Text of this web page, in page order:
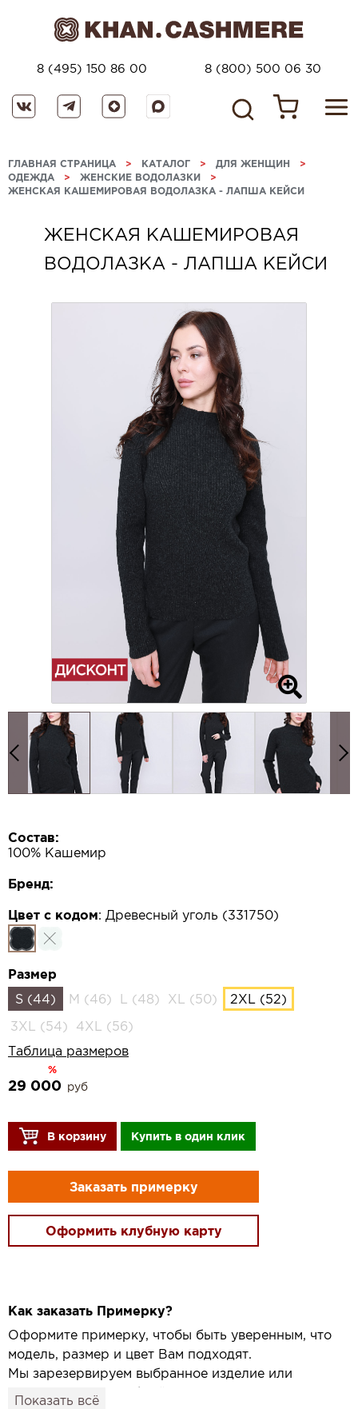
8 (495) 150 86 00 8 (800) 500 06 30
ГЛАВНАЯ СТРАНИЦА > КАТАЛОГ > ДЛЯ ЖЕНЩИН >
ОДЕЖДА > ЖЕНСКИЕ ВОДОЛАЗКИ >
ЖЕНСКАЯ КАШЕМИРОВАЯ ВОДОЛАЗКА - ЛАПША КЕЙСИ
ЖЕНСКАЯ КАШЕМИРОВАЯ
ВОДОЛАЗКА - ЛАПША КЕЙСИ
Состав:
100% Кашемир
Бренд:
Цвет с кодом: Древесный уголь (331750)
Размер
S (44)
M (46) L (48) XL (50)
2XL (52)
3XL (54)
4XL (56)
Таблица размеров
%
29 000 руб
В корзину Купить в один клик
Заказать примерку
Оформить клубную карту
Как заказать Примерку?
Оформите примерку, чтобы быть уверенным, что
модель, размер и цвет Вам подходят.
Мы зарезервируем выбранное изделие или
привезём его в удобный для вас салон и
Показать всё